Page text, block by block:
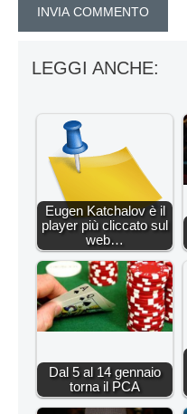
LEGGI ANCHE:
Eugen Katchalov è il
player più cliccato sul
web…
Dal 5 al 14 gennaio
torna il PCA